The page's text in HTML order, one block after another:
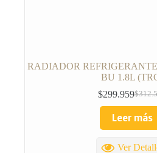
RADIADOR
BU 1.8L
$
$299.959
Leer más
Ver